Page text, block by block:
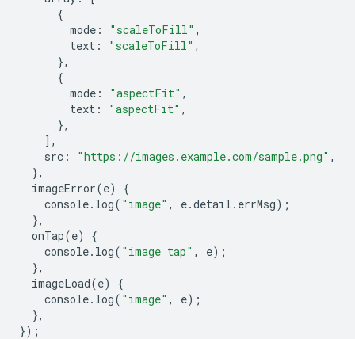
{
mode : "scaleToFill" ,
text : "scaleToFill" ,
},
{
mode : "aspectFit" ,
text : "aspectFit" ,
},
],
src : "https://images.example.com/sample.png" ,
},
imageError(e)
{
console. log( "image" , e.detail . errMsg);
},
onTap(e)
{
console. log( "image tap" , e);
},
imageLoad(e)
{
console. log( "image" , e);
},
});